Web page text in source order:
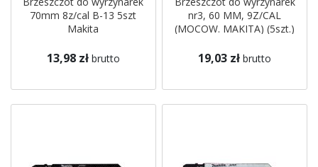
70mm 8z/cal B-13 5szt
Makita
13,98 zł brutto
nr3, 60 MM, 9Z/CAL
(MOCOW. MAKITA) (5szt.)
19,03 zł brutto